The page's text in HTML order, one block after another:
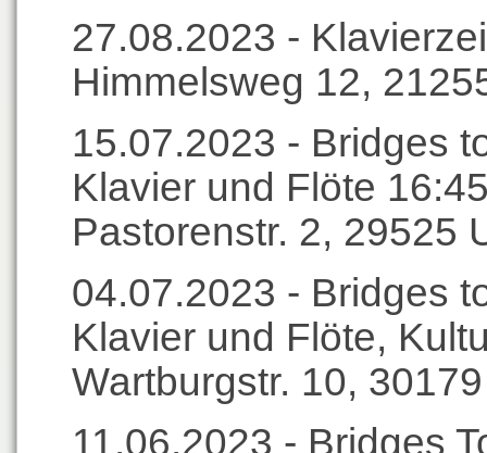
27.08.2023 -
Himmelsweg 12,
15.07.2023 - Bridges
Klavier und Flöte
Pastorenstr. 2, 29525
04.07.2023 - Bridges
Klavier und Flöte,
Wartburgstr. 10, 30179
11.06.2023 - Bridges